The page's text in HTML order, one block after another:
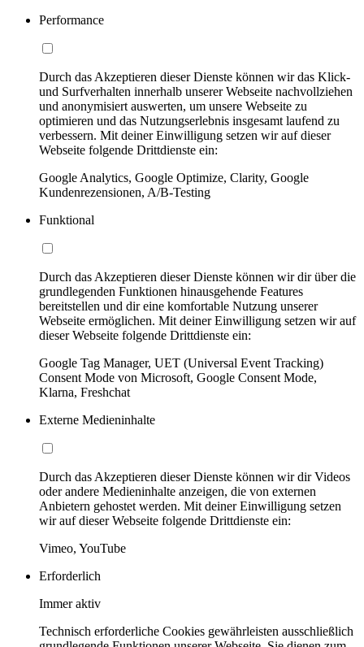
Performance
Durch das Akzeptieren dieser Dienste können wir das Klick-
und Surfverhalten innerhalb unserer Webseite nachvollziehen
und anonymisiert auswerten, um unsere Webseite zu
optimieren und das Nutzungserlebnis insgesamt laufend zu
verbessern. Mit deiner Einwilligung setzen wir auf dieser
Webseite folgende Drittdienste ein:
Google Analytics, Google Optimize, Clarity, Google
Kundenrezensionen, A/B-Testing
Funktional
Durch das Akzeptieren dieser Dienste können wir dir über die
grundlegenden Funktionen hinausgehende Features
bereitstellen und dir eine komfortable Nutzung unserer
Webseite ermöglichen. Mit deiner Einwilligung setzen wir auf
dieser Webseite folgende Drittdienste ein:
Google Tag Manager, UET (Universal Event Tracking)
Consent Mode von Microsoft, Google Consent Mode,
Klarna, Freshchat
Externe Medieninhalte
Durch das Akzeptieren dieser Dienste können wir dir Videos
oder andere Medieninhalte anzeigen, die von externen
Anbietern gehostet werden. Mit deiner Einwilligung setzen
wir auf dieser Webseite folgende Drittdienste ein:
Vimeo, YouTube
Erforderlich
Immer aktiv
Technisch erforderliche Cookies gewährleisten ausschließlich